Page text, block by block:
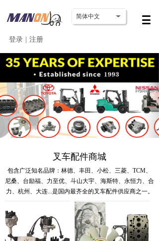
简体中文
登录 注册
叉车配件商城
包含广泛知名品牌：林德、丰田、小松、三菱、TCM、
尼桑、台励福、力至优、斗山大宇、海斯特、永恒力、合
力、杭州、大连...是国内最齐全的叉车配件供应商之一。